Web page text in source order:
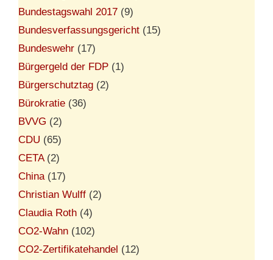
Bundestagswahl 2017 (9)
Bundesverfassungsgericht (15)
Bundeswehr (17)
Bürgergeld der FDP (1)
Bürgerschutztag (2)
Bürokratie (36)
BVVG (2)
CDU (65)
CETA(2)
China(17)
Christian Wulff (2)
Claudia Roth (4)
CO2-Wahn (102)
CO2-Zertifikatehandel (12)